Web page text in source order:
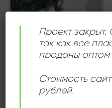
wishlist
Проект закрыт.
так как все
проданы оптом
Стоимость
рублей.